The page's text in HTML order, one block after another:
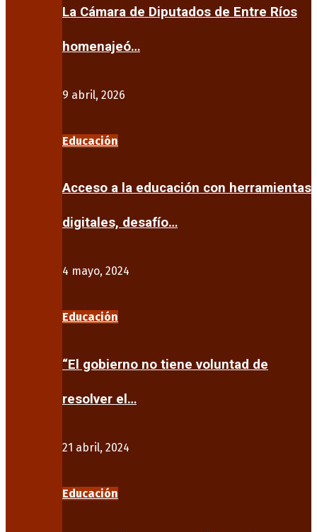
La Cámara de Diputados de Entre Ríos
homenajeó…
9 abril, 2026
Educación
Acceso a la educación con herramientas
digitales, desafío…
4 mayo, 2024
Educación
“El gobierno no tiene voluntad de
resolver el…
21 abril, 2024
Educación